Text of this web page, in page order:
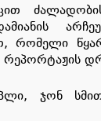
რომელი
ჯონ